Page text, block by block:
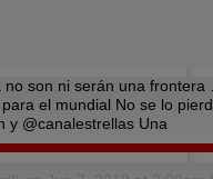
no son ni serán una
el mundial No se lo
y @canalestrellas Una